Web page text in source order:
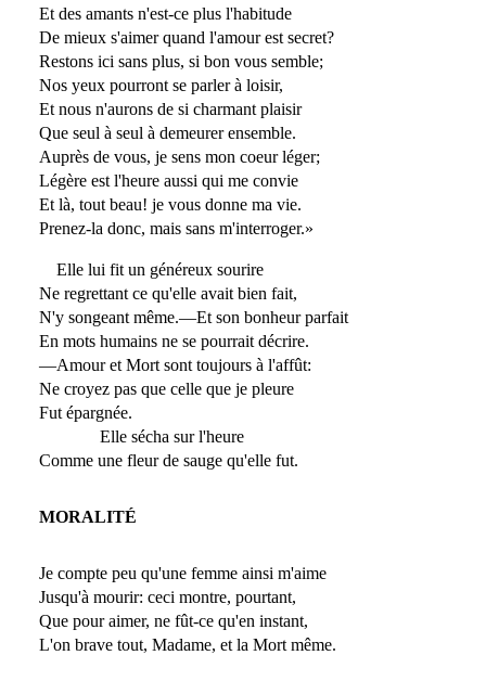
Et des amants n'est-ce plus l'habitude
De mieux s'aimer quand l'amour est secret?
Restons ici sans plus, si bon vous semble;
Nos yeux pourront se parler à loisir,
Et nous n'aurons de si charmant plaisir
Que seul à seul à demeurer ensemble.
Auprès de vous, je sens mon coeur léger;
Légère est l'heure aussi qui me convie
Et là, tout beau! je vous donne ma vie.
Prenez-la donc, mais sans m'interroger.»
Elle lui fit un généreux sourire
Ne regrettant ce qu'elle avait bien fait,
N'y songeant même.—Et son bonheur parfait
En mots humains ne se pourrait décrire.
—Amour et Mort sont toujours à l'affût:
Ne croyez pas que celle que je pleure
Fut épargnée.
Elle sécha sur l'heure
Comme une fleur de sauge qu'elle fut.
MORALITÉ
Je compte peu qu'une femme ainsi m'aime
Jusqu'à mourir: ceci montre, pourtant,
Que pour aimer, ne fût-ce qu'en instant,
L'on brave tout, Madame, et la Mort même.